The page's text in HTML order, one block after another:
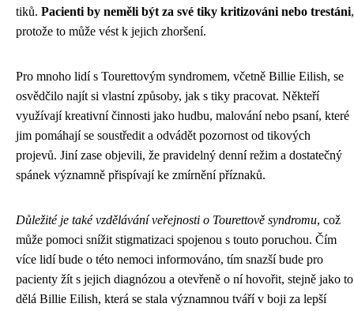
tiků. Pacienti by neměli být za své tiky kritizováni nebo trestáni,
protože to může vést k jejich zhoršení.
Pro mnoho lidí s Tourettovým syndromem, včetně Billie Eilish, se
osvědčilo najít si vlastní způsoby, jak s tiky pracovat. Někteří
využívají kreativní činnosti jako hudbu, malování nebo psaní, které
jim pomáhají se soustředit a odvádět pozornost od tikových
projevů. Jiní zase objevili, že pravidelný denní režim a dostatečný
spánek významně přispívají ke zmírnění příznaků.
Důležité je také vzdělávání veřejnosti o Tourettově syndromu, což
může pomoci snížit stigmatizaci spojenou s touto poruchou. Čím
více lidí bude o této nemoci informováno, tím snazší bude pro
pacienty žít s jejich diagnózou a otevřeně o ní hovořit, stejně jako to
dělá Billie Eilish, která se stala významnou tváří v boji za lepší